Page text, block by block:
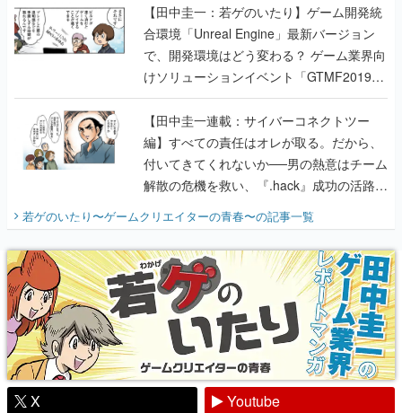
【田中圭一：若ゲのいたり】ゲーム開発統
合環境「Unreal Engine」最新バージョン
で、開発環境はどう変わる？ ゲーム業界向
けソリューションイベント「GTMF2019」
に行って、より理解を深めよう【PR】
【田中圭一連載：サイバーコネクトツー
編】すべての責任はオレが取る。だから、
付いてきてくれないか──男の熱意はチーム
解散の危機を救い、『.hack』成功の活路を
開く。業界の快男児・松山 洋に流れる血は
『少年ジャンプ』色だった【若ゲのいた
り】
若ゲのいたり〜ゲームクリエイターの青春〜の記事一覧
X
Youtube